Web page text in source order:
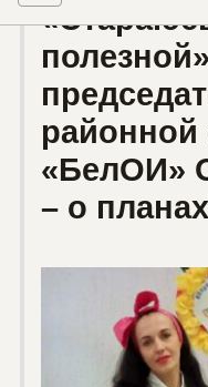
районной
«БелОИ»
– о